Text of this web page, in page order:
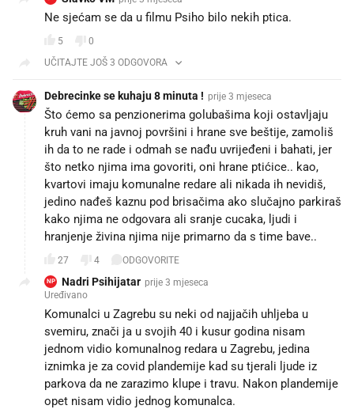
Ne sjećam se da u filmu Psiho bilo nekih ptica. 🤔
5
0
UČITAJTE JOŠ 3 ODGOVORA
Debrecinke se kuhaju 8 minuta ! prije 3 mjeseca
Što ćemo sa penzionerima golubašima koji ostavljaju
kruh vani na javnoj površini i hrane sve beštije, zamoliš
ih da to ne rade i odmah se nađu uvrijeđeni i bahati, jer
što netko njima ima govoriti, oni hrane ptićice.. kao,
kvartovi imaju komunalne redare ali nikada ih nevidiš,
jedino nađeš kaznu pod brisačima ako slučajno parkiraš
kako njima ne odgovara ali sranje cucaka, ljudi i
hranjenje živina njima nije primarno da s time bave..
27 4 ODGOVORITE
NP Nadri Psihijatar prije 3 mjeseca
Uređivano
Komunalci u Zagrebu su neki od najjačih uhljeba u
svemiru, znači ja u svojih 40 i kusur godina nisam
jednom vidio komunalnog redara u Zagrebu, jedina
iznimka je za covid plandemije kad su tjerali ljude iz
parkova da ne zarazimo klupe i travu. Nakon plandemije
opet nisam vidio jednog komunalca.